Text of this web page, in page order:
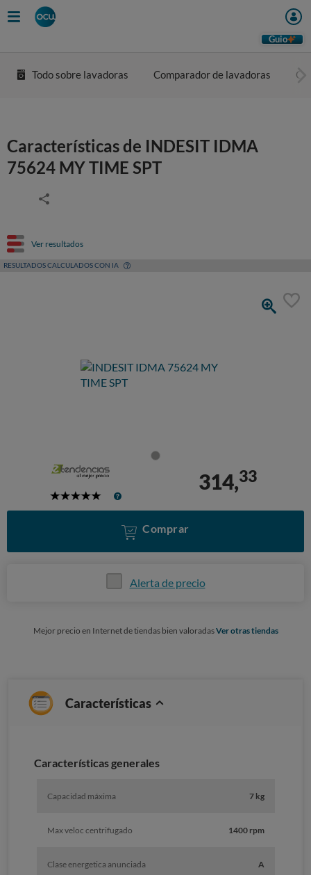
Guio
Todo sobre lavadoras Comparador de lavadoras
Características de INDESIT IDMA
75624 MY TIME SPT
Ver resultados
RESULTADOS CALCULADOS CON IA
5
314,33
Comprar
Alerta de precio
Mejor precio en Internet de tiendas bien valoradasVer otras tiendas
Características
Características generales
Capacidad máxima 7 kg
Max veloc centrifugado 1400 rpm
Clase energetica anunciada A